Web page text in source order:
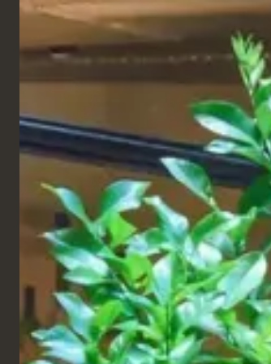
DEUTSCH
CATENE
Five Guys
Mailand, Italien
Die Möbel von Five Guys sind auf die Umgebung
ihrer Restaurants zugeschnitten. Die langlebigen,
leistungsstarken Möbelstücke spiegeln die
etablierte Ästhetik der Marke wider und erfüllen
gleichzeitig die Anforderungen von stark
frequentierten Räumen mit hohem
Kundenaufkommen.